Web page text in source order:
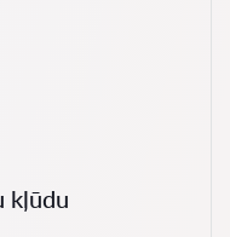
kļūdu